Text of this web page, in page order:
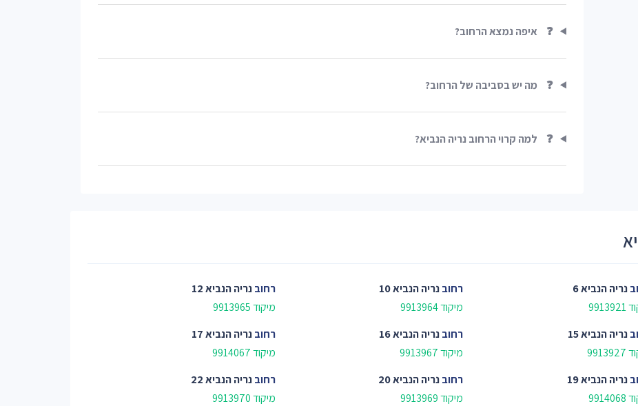
❓ איפה נמצא הרחוב?
❓ מה יש בסביבה של הרחוב?
❓ למה קרוי הרחוב נריה הנביא?
נריה הנביא 6
רחובנריה הנביא 10
מיקוד 9913964
רחובנריה הנביא 12
מיקוד 9913965
נריה הנביא 15
רחובנריה הנביא 16
מיקוד 9913967
רחובנריה הנביא 17
מיקוד 9914067
נריה הנביא 19
רחובנריה הנביא 20
מיקוד 9913969
רחובנריה הנביא 22
מיקוד 9913970